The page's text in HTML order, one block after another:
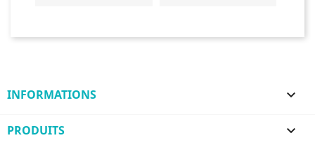
INFORMATIONS 
PRODUITS 